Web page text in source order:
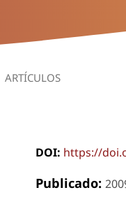
ARTÍCULOS
DOI: https://
Publicado: